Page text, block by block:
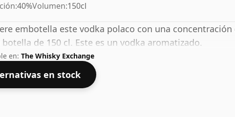
40%Volumen:150cl
embotella este vodka polaco con una concentración
botella de 150 cl. Este es un vodka aromatizado.
en: The Whisky Exchange
en stock